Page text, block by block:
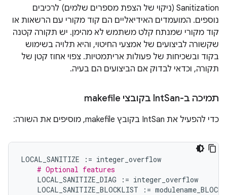
Sanitization (ניקוי של הצפת מספרים שלמים) לרכיבים
נוספים. המועמדים האידיאליים הם קוד מקורי עם הרשאות או
קוד מקורי שמנתח קלט משתמש לא מהימן. יש תקורה קטנה
שקשורה לביצועים של אמצעי החיטוי, והיא תלויה בשימוש
בקוד ובשכיחות של פעולות אריתמטיות. צפוי אחוז קטן של
תקורה, וכדאי לבדוק אם הביצועים הם בעיה.
תמיכה ב-IntSan בקובצי makefile
כדי להפעיל את IntSan בקובץ makefile, מוסיפים את השורה:
LOCAL_SANITIZE := integer_overflow
# Optional features
LOCAL_SANITIZE_DIAG
:= integer_overflow
LOCAL_SANITIZE_BLOCKLIST
:=